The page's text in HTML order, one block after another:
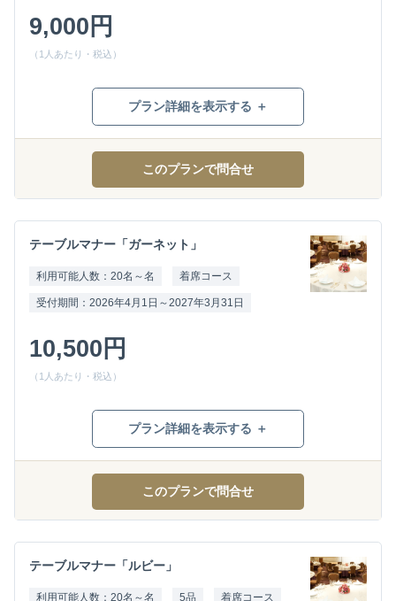
9,000円
（1人あたり・税込）
プラン詳細を表示する ＋
このプランで問合せ
テーブルマナー「ガーネット」
利用可能人数：20名～名 着席コース
受付期間：2026年4月1日～2027年3月31日
10,500円
（1人あたり・税込）
プラン詳細を表示する ＋
このプランで問合せ
テーブルマナー「ルビー」
利用可能人数：20名～名 5品 着席コース